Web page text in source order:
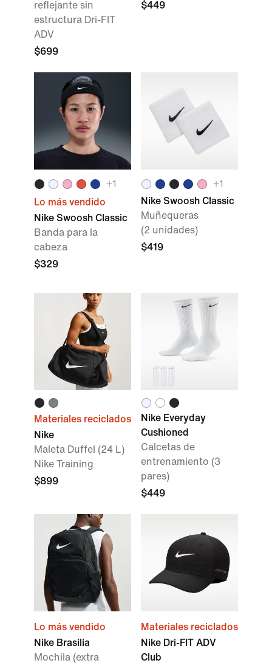
reflejante sin
estructura Dri-FIT
ADV
$699
$449
+1
Lo más vendido
Nike Swoosh Classic
Banda para la
cabeza
$329
+1
Nike Swoosh Classic
Muñequeras
(2 unidades)
$419
Materiales reciclados
Nike
Maleta Duffel (24 L)
Nike Training
$899
Nike Everyday
Cushioned
Calcetas de
entrenamiento (3
pares)
$449
Lo más vendido
Nike Brasilia
Mochila (extra
Materiales reciclados
Nike Dri-FIT ADV
Club